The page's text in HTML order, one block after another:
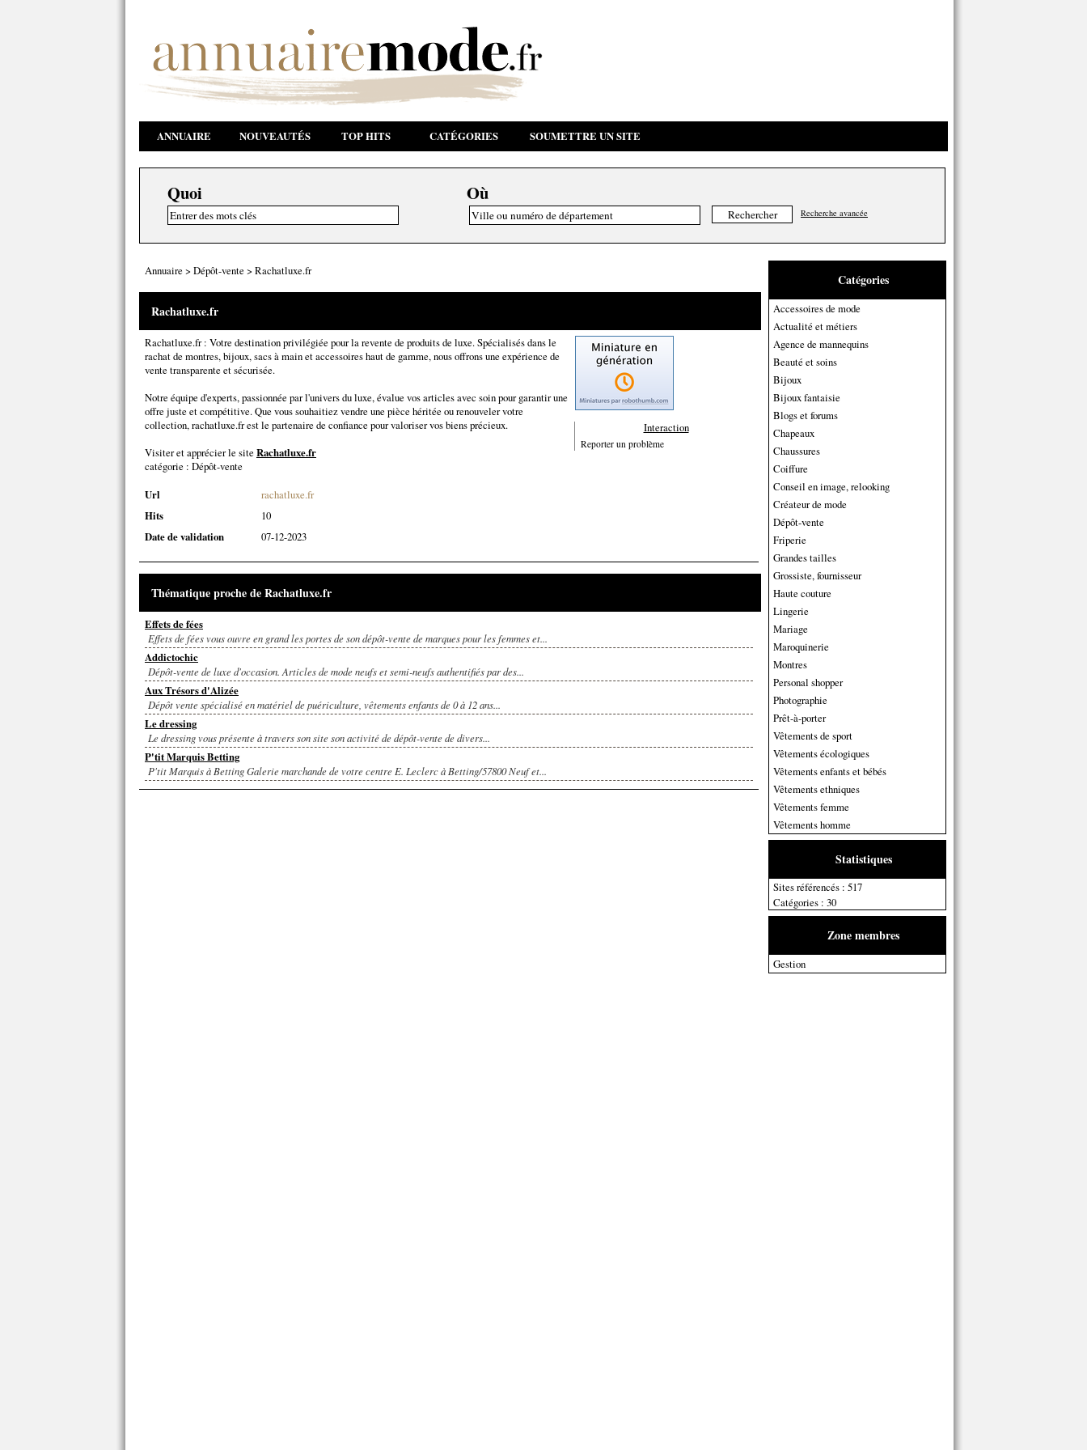
ANNUAIRE NOUVEAUTÉS TOP HITS CATÉGORIES SOUMETTRE UN SITE
Quoi Où
Recherche avancée
Catégories
Accessoires de mode
Actualité et métiers
Agence de mannequins
Beauté et soins
Bijoux
Bijoux fantaisie
Blogs et forums
Chapeaux
Chaussures
Coiffure
Conseil en image, relooking
Créateur de mode
Dépôt-vente
Friperie
Grandes tailles
Grossiste, fournisseur
Haute couture
Lingerie
Mariage
Maroquinerie
Montres
Personal shopper
Photographie
Prêt-à-porter
Vêtements de sport
Vêtements écologiques
Vêtements enfants et bébés
Vêtements ethniques
Vêtements femme
Vêtements homme
Statistiques
Sites référencés : 517
Catégories : 30
Zone membres
Gestion
Annuaire > Dépôt-vente > Rachatluxe.fr
Rachatluxe.fr
Rachatluxe.fr : Votre destination privilégiée pour la revente de produits de luxe. Spécialisés dans le
rachat de montres, bijoux, sacs à main et accessoires haut de gamme, nous offrons une expérience de
vente transparente et sécurisée.
Notre équipe d'experts, passionnée par l'univers du luxe, évalue vos articles avec soin pour garantir une
offre juste et compétitive. Que vous souhaitiez vendre une pièce héritée ou renouveler votre
collection, rachatluxe.fr est le partenaire de confiance pour valoriser vos biens précieux.
Visiter et apprécier le site Rachatluxe.fr
catégorie : Dépôt-vente
Url
rachatluxe.fr
Hits
10
Date de validation
07-12-2023
Interaction
Reporter un problème
Thématique proche de Rachatluxe.fr
Effets de fées
Effets de fées vous ouvre en grand les portes de son dépôt-vente de marques pour les femmes et...
Addictochic
Dépôt-vente de luxe d'occasion. Articles de mode neufs et semi-neufs authentifiés par des...
Aux Trésors d'Alizée
Dépôt vente spécialisé en matériel de puériculture, vêtements enfants de 0 à 12 ans...
Le dressing
Le dressing vous présente à travers son site son activité de dépôt-vente de divers...
P'tit Marquis Betting
P'tit Marquis à Betting Galerie marchande de votre centre E. Leclerc à Betting/57800 Neuf et...